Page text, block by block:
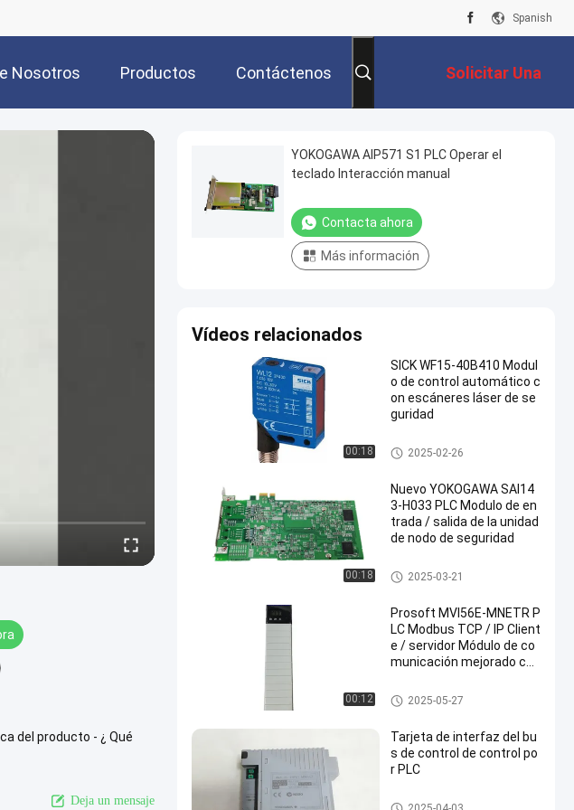
Spanish
Nosotros Productos Contáctenos Solicitar Una
Cotización
del producto - ¿ Qué
Deja un mensaje
YOKOGAWA AIP571 S1 PLC Operar el
teclado Interacción manual
Contacta ahora
Más información
Vídeos relacionados
00:18
SICK WF15-40B410 Modul
o de control automático c
on escáneres láser de se
guridad
Componentes del sistema PL
C
2025-02-26
00:18
Nuevo YOKOGAWA SAI14
3-H033 PLC Modulo de en
trada / salida de la unidad
de nodo de seguridad
Componentes del sistema PL
C
2025-03-21
00:12
Prosoft MVI56E-MNETR P
LC Modbus TCP / IP Client
e / servidor Módulo de co
municación mejorado con
Componentes del sistema PL
C
2025-05-27
Tarjeta de interfaz del bu
s de control de control po
r PLC
Componentes del sistema PL